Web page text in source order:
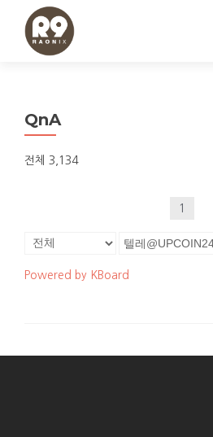
QnA
전체 3,134
1
Powered by KBoard